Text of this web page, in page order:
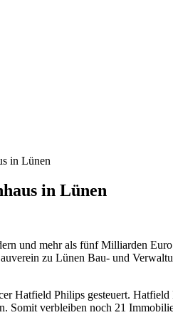
in Lünen
in Lünen
und mehr als fünf Milliarden
zu Lünen Bau- und
Hatfield Philips gesteuert.
Somit verbleiben noch 21